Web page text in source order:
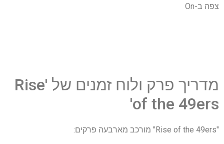
צפה ב-On
מדריך פרק ולוח זמנים של 'Rise
of the 49ers'
"Rise of the 49ers" מורכב מארבעה פרקים: